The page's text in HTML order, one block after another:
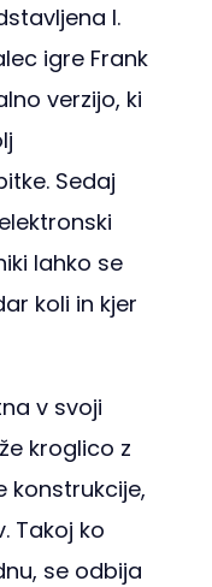
l.
igre Frank
verzijo, ki
Sedaj
lahko se
koli in kjer
v svoji
kroglico z
konstrukcije,
Takoj ko
se odbija